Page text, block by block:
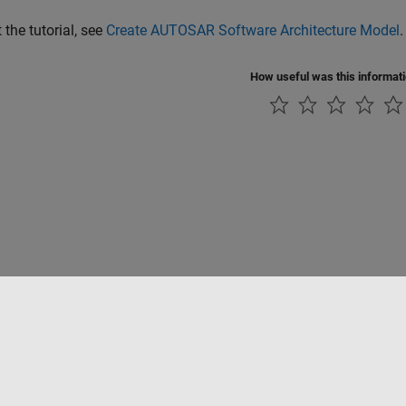
the tutorial, see Create AUTOSAR Software Architecture Model.
How useful was this